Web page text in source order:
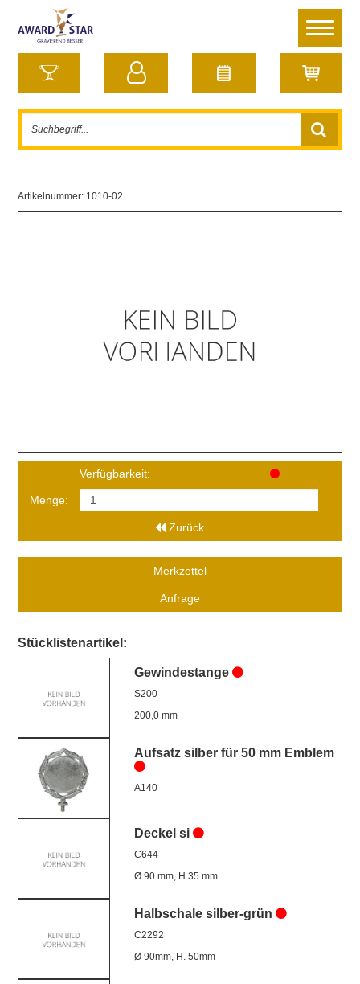
Artikelnummer: 1010-02
Verfügbarkeit:
Menge:
Zurück
Merkzettel
Anfrage
Stücklistenartikel:
Gewindestange
S200
200,0 mm
Aufsatz silber für 50 mm Emblem
A140
Deckel si
C644
Ø 90 mm, H 35 mm
Halbschale silber-grün
C2292
Ø 90mm, H. 50mm